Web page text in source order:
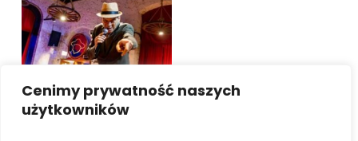
Cenimy prywatność naszych
użytkowników